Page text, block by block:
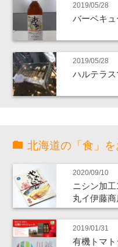
2019/05/28
バーベキ
2019/05/28
ハルテラ
北海道の「食」を
2020/09/10
ニシン加
丸イ伊藤
2019/01/31
有機トマ